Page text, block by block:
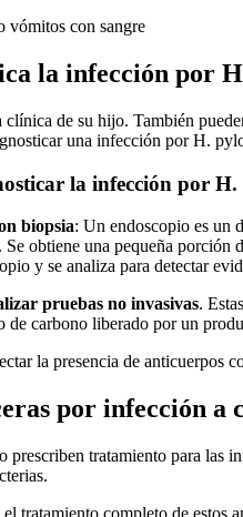
vómitos con sangre
la infección por
de su hijo. También
una infección por H.
la infección por
biopsia: Un endoscopio es un
obtiene una pequeña porción
y se analiza para detectar
pruebas no invasivas.
de carbono liberado por un
la presencia de
por infección a
prescriben tratamiento para
tratamiento completo de